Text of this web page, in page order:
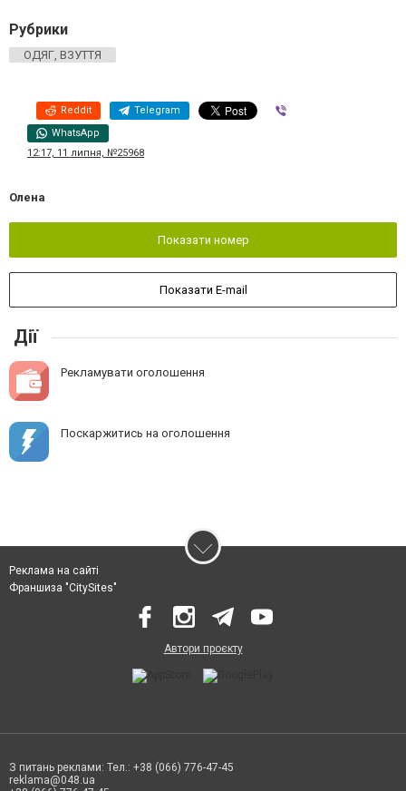
Рубрики
ОДЯГ, ВЗУТТЯ
Reddit Telegram
WhatsApp
12:17, 11 липня, №25968
Олена
Показати номер
Показати E-mail
Дії
Рекламувати оголошення
Поскаржитись на оголошення
Реклама на сайті
Франшиза "CitySites"
Автори проєкту
З питань реклами: Тел.: +38 (066) 776-47-45
reklama@048.ua